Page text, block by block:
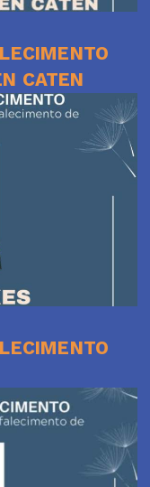
CATEN